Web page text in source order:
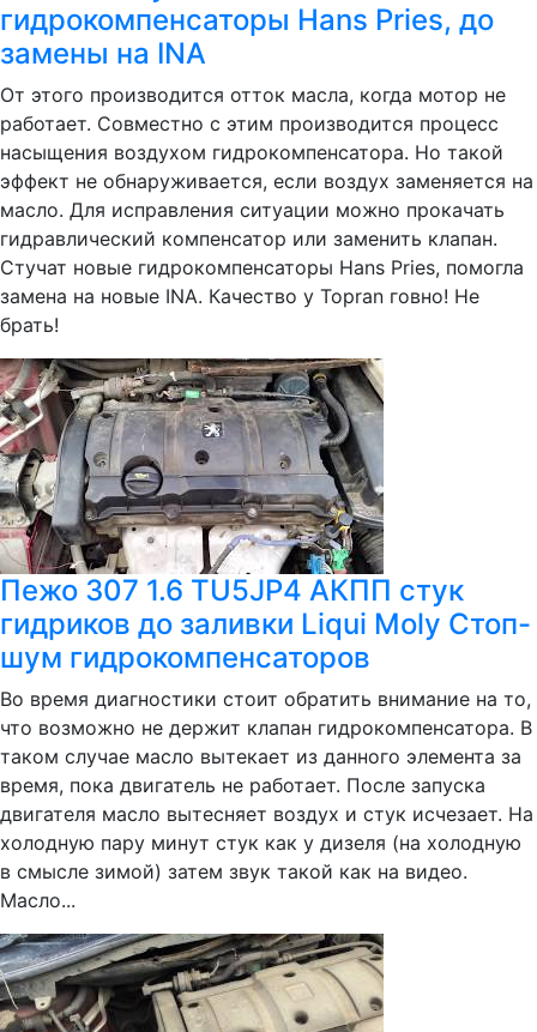
гидрокомпенсаторы Hans Pries, до
замены на INA
От этого производится отток масла, когда мотор не
работает. Совместно с этим производится процесс
насыщения воздухом гидрокомпенсатора. Но такой
эффект не обнаруживается, если воздух заменяется на
масло. Для исправления ситуации можно прокачать
гидравлический компенсатор или заменить клапан.
Стучат новые гидрокомпенсаторы Hans Pries, помогла
замена на новые INA. Качество у Topran говно! Не
брать!
Пежо 307 1.6 TU5JP4 АКПП стук
гидриков до заливки Liqui Moly Стоп-
шум гидрокомпенсаторов
Во время диагностики стоит обратить внимание на то,
что возможно не держит клапан гидрокомпенсатора. В
таком случае масло вытекает из данного элемента за
время, пока двигатель не работает. После запуска
двигателя масло вытесняет воздух и стук исчезает. На
холодную пару минут стук как у дизеля (на холодную
в смысле зимой) затем звук такой как на видео.
Масло...